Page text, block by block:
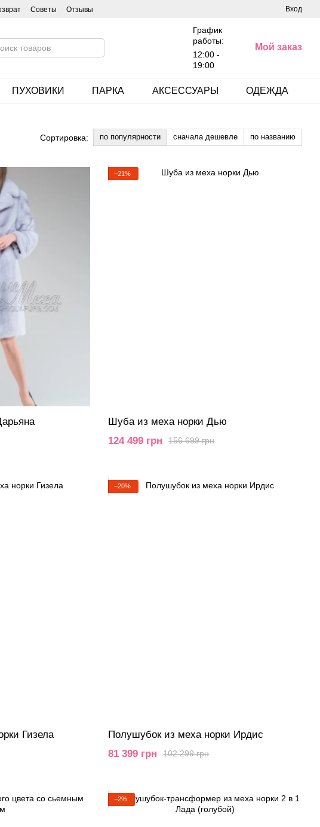
Советы Отзывы Вход
График
работы:
12:00 -
19:00
Мой заказ
ПУХОВИКИ ПАРКА АКСЕССУАРЫ ОДЕЖДА
Сортировка: по популярности сначала дешевле по названию
−21%
Шуба из меха норки Дью
156 699 грн
124 499 грн
Гизела
−20%
Полушубок из меха норки Ирдис
102 299 грн
81 399 грн
−2%